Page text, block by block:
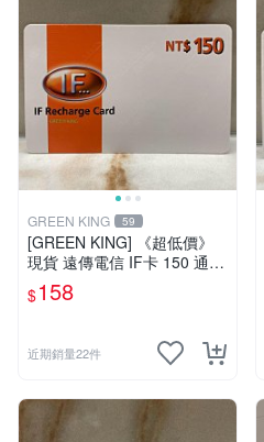
GREEN KING 59
[GREEN KING] 《超低價》
現貨 遠傳電信 IF卡 150 通話
費儲值卡 預付卡 電話卡 面額
150
$158
近期銷量22件